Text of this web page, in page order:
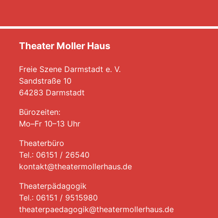
Theater Moller Haus
Freie Szene Darmstadt e. V.
Sandstraße 10
64283 Darmstadt
Bürozeiten:
Mo–Fr 10–13 Uhr
Theaterbüro
Tel.: 06151 / 26540
kontakt@theatermollerhaus.de
Theaterpädagogik
Tel.: 06151 / 9515980
theaterpaedagogik@theatermollerhaus.de